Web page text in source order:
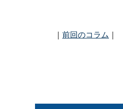
｜ 前回のコラム ｜